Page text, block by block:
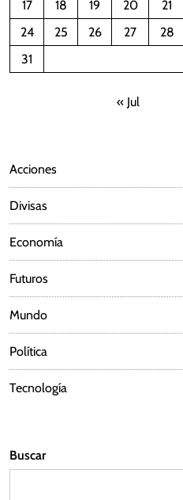
17
18 19 20 21
24
25 26 27 28
31
« Jul
Acciones
Divisas
Economía
Futuros
Mundo
Política
Tecnología
Buscar